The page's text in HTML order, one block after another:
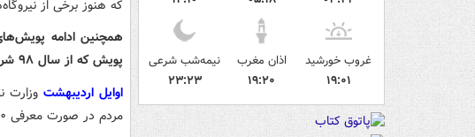
غروب خورشید
۱۹:۰۱
اذان مغرب
۱۹:۲۰
نیمه‌شب شرعی
۲۳:۲۳
که هنوز برخی از
همچنین ادامه
پویش که از سال ۹۸ شروع شده بود تا پایان دولت دوازدهم ادامه پیدا کرد.
اوایل اردیبهشت وزارت
مردم در صورت معرفی ۲۰ میلیون تومان جایزه دریافت می‌کنند.